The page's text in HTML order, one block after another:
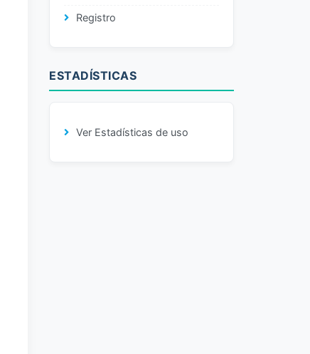
Registro
ESTADÍSTICAS
Ver Estadísticas de uso